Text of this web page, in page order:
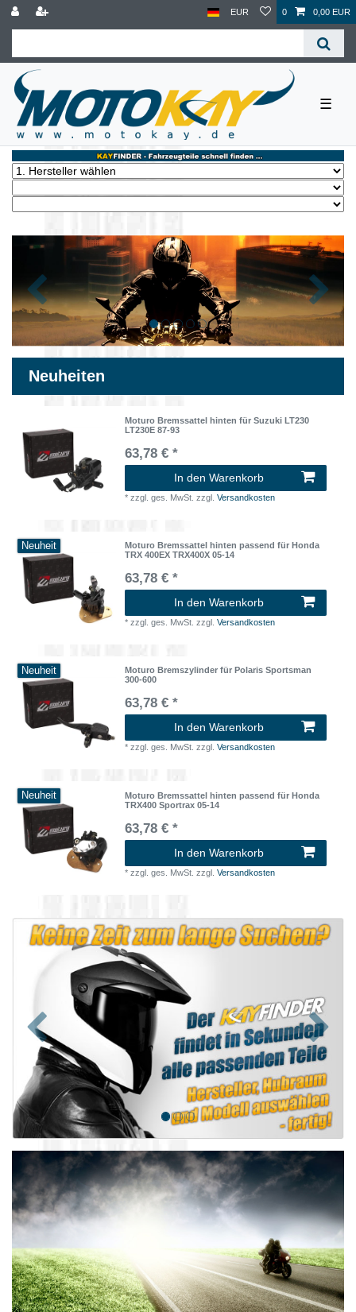
EUR 0 0,00 EUR
☰
Zurück
Neuheiten
Moturo Bremssattel hinten für Suzuki LT230
LT230E 87-93
63,78 € *
In den Warenkorb
*zzgl. ges. MwSt. zzgl.Versandkosten
Neuheit
Moturo Bremssattel hinten passend für Honda
TRX 400EX TRX400X 05-14
63,78 € *
In den Warenkorb
*zzgl. ges. MwSt. zzgl.Versandkosten
Neuheit
Moturo Bremszylinder für Polaris Sportsman
300-600
63,78 € *
In den Warenkorb
*zzgl. ges. MwSt. zzgl.Versandkosten
Neuheit
Moturo Bremssattel hinten passend für Honda
TRX400 Sportrax 05-14
63,78 € *
In den Warenkorb
*zzgl. ges. MwSt. zzgl.Versandkosten
Zurück